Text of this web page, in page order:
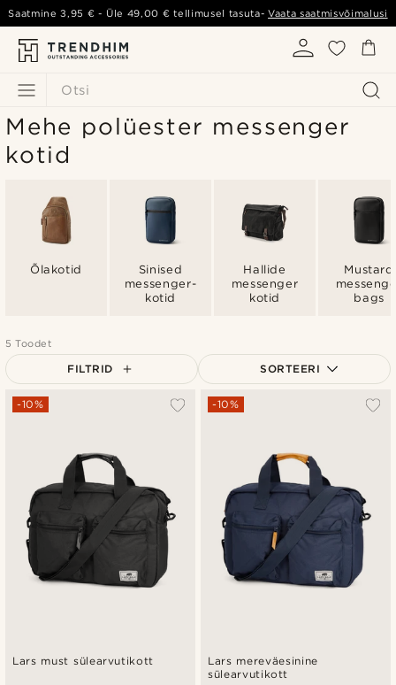
Otsi
Saatmine3,95 € - Üle 49,00 € tellimusel tasuta-Vaata saatmisvõimalusi
Mehe polüester messenger
kotid
Õlakotid
Sinised
messenger-
kotid
Hallide
messenger
kotid
Mustard
bags
5 Toodet
FILTRID SORTEERI
Populaarsed
Madala hind
Kõrgeim hind
Lars must sülearvutikott
-10%
Lars mereväesinine
sülearvutikott
-10%